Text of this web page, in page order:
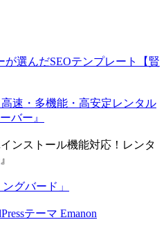
が選んだSEOテンプレート【賢
速・多機能・高安定レンタル
バー』
インストール機能対応！レンタ
』
グバード」
テーマ Emanon